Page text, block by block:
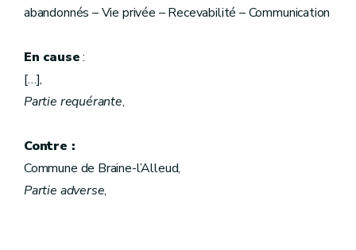
abandonnés – Vie privée – Recevabilité – Communication
En cause:
[…],
Partie requérante,
Contre :
Commune de Braine-l’Alleud,
Partie adverse,